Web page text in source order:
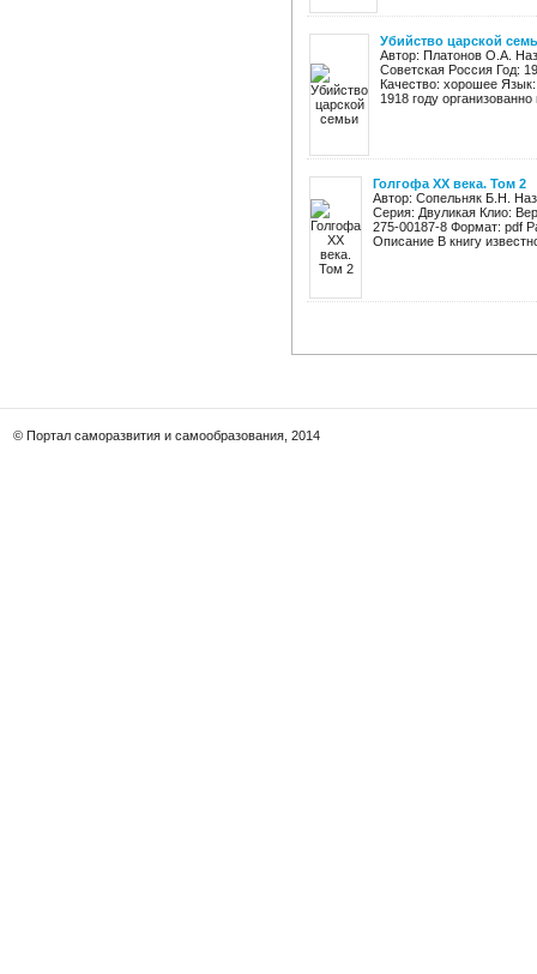
Убийство царской
Автор: Платонов О.А.
Советская Россия Год:
Качество: хорошее
1918 году
Голгофа XX века. Том 2
Автор: Сопельняк Б.Н.
Серия: Двуликая Клио:
275-00187-8 Формат: pdf
Описание В книгу
© Портал саморазвития и самообразования, 2014